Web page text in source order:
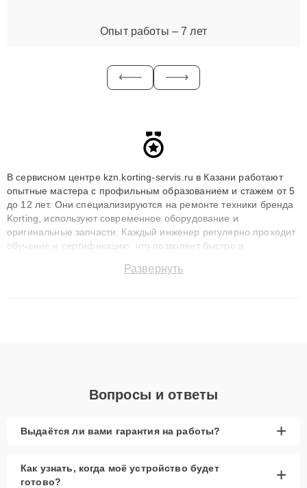
Опыт работы – 7 лет
В сервисном центре kzn.korting-servis.ru в Казани работают
опытные мастера с профильным образованием и стажем от 5
до 12 лет. Они специализируются на ремонте техники бренда
Korting, используют современное оборудование и
оригинальные запчасти. Каждый инженер регулярно проходит
обучение и сертификацию, что позволяет быстро и
сохранением гарантии до 3 лет. Наши мастера решают
Развернуть
Вопросы и ответы
Выдаётся ли вами гарантия на работы? +
Как узнать, когда моё устройство будет
готово?
+